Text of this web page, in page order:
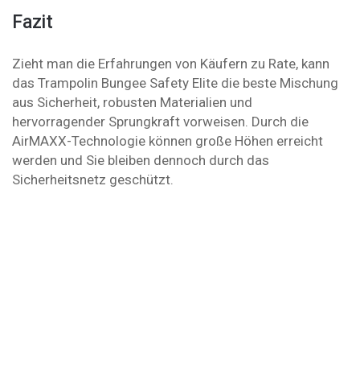
Fazit
Zieht man die Erfahrungen von Käufern zu Rate, kann
das Trampolin Bungee Safety Elite die beste Mischung
aus Sicherheit, robusten Materialien und
hervorragender Sprungkraft vorweisen. Durch die
AirMAXX-Technologie können große Höhen erreicht
werden und Sie bleiben dennoch durch das
Sicherheitsnetz geschützt.